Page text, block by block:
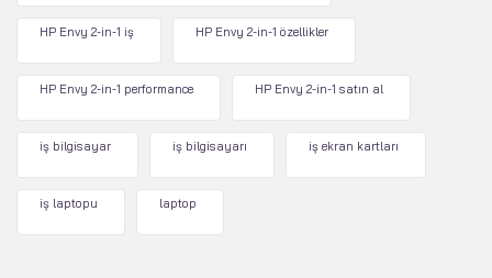
HP Envy 2-in-1 iş HP Envy 2-in-1 özellikler
HP Envy 2-in-1 performance HP Envy 2-in-1 satın al
iş bilgisayar iş bilgisayarı iş ekran kartları
iş laptopu laptop